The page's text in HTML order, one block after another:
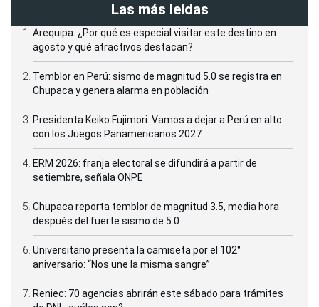
Las más leídas
Arequipa: ¿Por qué es especial visitar este destino en
agosto y qué atractivos destacan?
Temblor en Perú: sismo de magnitud 5.0 se registra en
Chupaca y genera alarma en población
Presidenta Keiko Fujimori: Vamos a dejar a Perú en alto
con los Juegos Panamericanos 2027
ERM 2026: franja electoral se difundirá a partir de
setiembre, señala ONPE
Chupaca reporta temblor de magnitud 3.5, media hora
después del fuerte sismo de 5.0
Universitario presenta la camiseta por el 102°
aniversario: “Nos une la misma sangre”
Reniec: 70 agencias abrirán este sábado para trámites